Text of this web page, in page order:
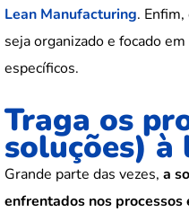
Lean Manufacturing.
seja organizado e focado
específicos.
Traga os
soluções) à
Grande parte das vezes, a
enfrentados nos processos